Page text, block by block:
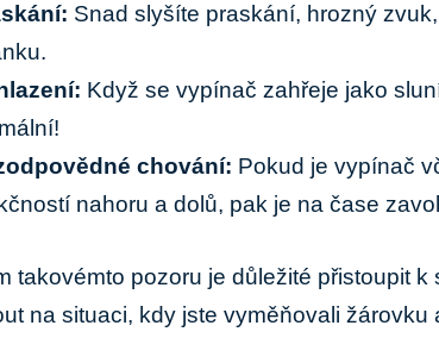
Snad slyšíte praskání, hrozný
Když se vypínač zahřeje jako
chování: Pokud je vypínač
nahoru a dolů, pak je na čase
takovémto pozoru je důležité přistoupit
na situaci, kdy jste vyměňovali